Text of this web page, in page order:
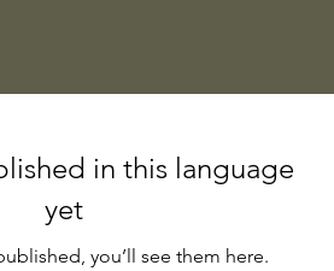
in this language
yet
you’ll see them here.